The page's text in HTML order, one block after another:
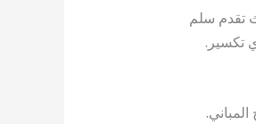
تقدم سلم
تكسير.